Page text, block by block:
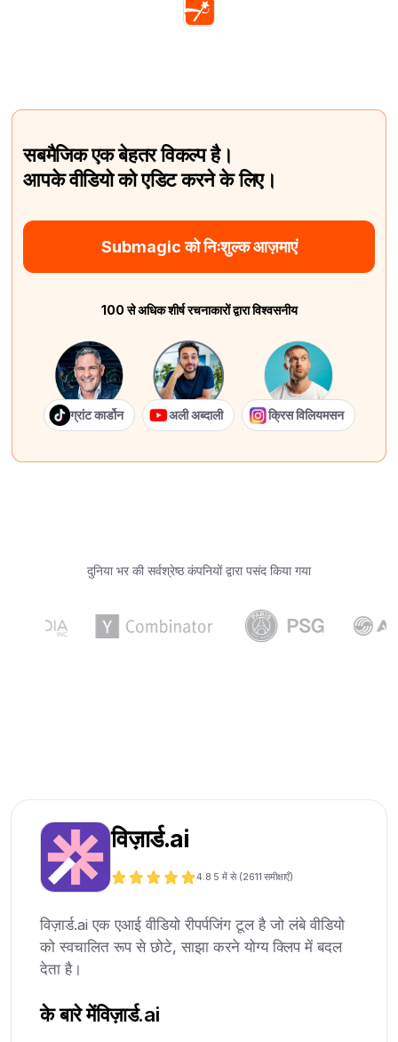
सबमैजिक एक बेहतर विकल्प है।
आपके वीडियो को एडिट करने के लिए।
Submagic को निःशुल्क आज़माएं
100 से अधिक शीर्ष रचनाकारों द्वारा विश्वसनीय
ग्रांट कार्डोन अली अब्दाली क्रिस विलियमसन
दुनिया भर की सर्वश्रेष्ठ कंपनियों द्वारा पसंद किया गया
विज़ार्ड.ai
4.8 5 में से (2611 समीक्षाएँ)
विज़ार्ड.ai एक एआई वीडियो रीपर्पजिंग टूल है जो लंबे वीडियो
को स्वचालित रूप से छोटे, साझा करने योग्य क्लिप में बदल
देता है।
के बारे मेंविज़ार्ड.ai